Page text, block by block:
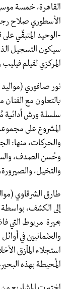
القاهرة، خمسة
الأسطوري صلاح
-الوحيد المتبقّي
سيكون التسجيل
المركزي لفيلم
بالتعاون مع
سلسلة ورش أدائية
المشروع على
والحركات، منها:
وحُسن الصدف،
والتخيل،
إلى الكشف، بواسطة
بحيرة مريوط التي
والعثمانيين في
استجلاء المآزق
المُحيطة بهذه